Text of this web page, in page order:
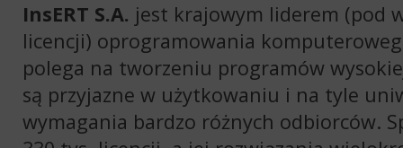
InsERT S.A. jest krajowym liderem (pod
licencji) oprogramowania
polega na tworzeniu programów
są przyjazne w użytkowaniu i na tyle
wymagania bardzo różnych odbiorców.